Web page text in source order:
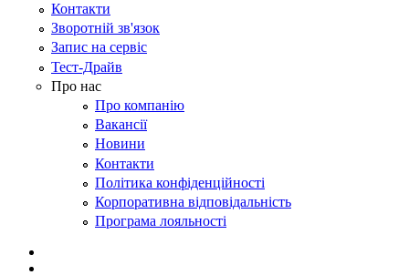
Контакти
Зворотній зв'язок
Запис на сервіс
Тест-Драйв
Про нас
Про компанію
Вакансії
Новини
Контакти
Політика конфіденційності
Корпоративна відповідальність
Програма лояльності